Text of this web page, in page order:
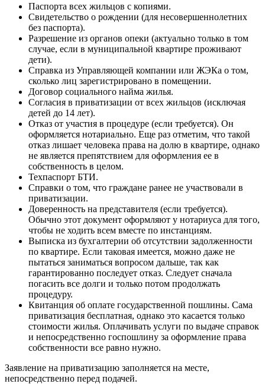
Паспорта всех жильцов с копиями.
Свидетельство о рождении (для несовершеннолетних
без паспорта).
Разрешение из органов опеки (актуально только в том
случае, если в муниципальной квартире проживают
дети).
Справка из Управляющей компании или ЖЭКа о том,
сколько лиц зарегистрировано в помещении.
Договор социального найма жилья.
Согласия в приватизации от всех жильцов (исключая
детей до 14 лет).
Отказ от участия в процедуре (если требуется). Он
оформляется нотариально. Еще раз отметим, что такой
отказ лишает человека права на долю в квартире, однако
не является препятствием для оформления ее в
собственность в целом.
Техпаспорт БТИ.
Справки о том, что граждане ранее не участвовали в
приватизации.
Доверенность на представителя (если требуется).
Обычно этот документ оформляют у нотариуса для того,
чтобы не ходить всем вместе по инстанциям.
Выписка из бухгалтерии об отсутствии задолженности
по квартире. Если таковая имеется, можно даже не
пытаться заниматься вопросом дальше, так как
гарантированно последует отказ. Следует сначала
погасить все долги и только потом продолжать
процедуру.
Квитанция об оплате государственной пошлины. Сама
приватизация бесплатная, однако это касается только
стоимости жилья. Оплачивать услуги по выдаче справок
и непосредственно госпошлину за оформление права
собственности все равно нужно.
Заявление на приватизацию заполняется на месте,
непосредственно перед подачей.